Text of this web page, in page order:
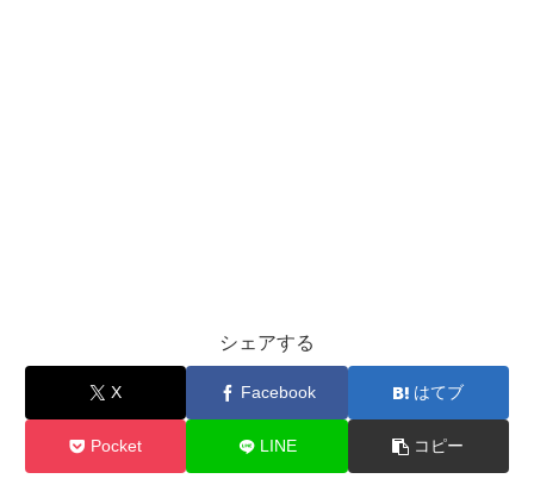
シェアする
X Facebook はてブ
Pocket LINE コピー